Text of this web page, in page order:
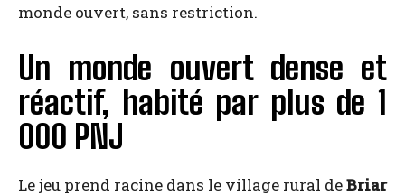
monde ouvert, sans restriction.
Un monde ouvert dense et
réactif, habité par plus de 1
000 PNJ
Le jeu prend racine dans le village rural deBriar